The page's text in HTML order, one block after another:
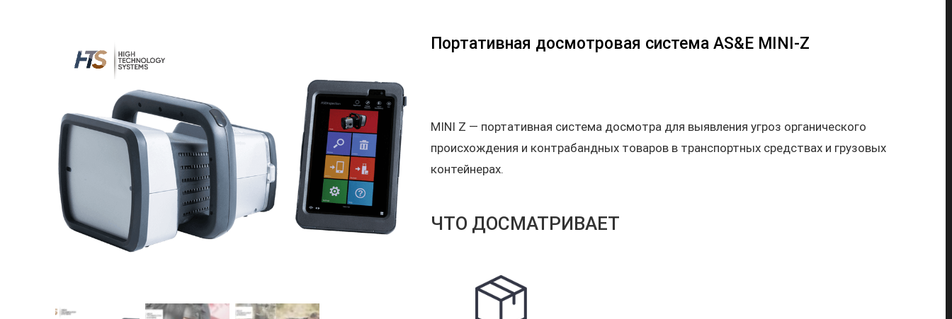
Портативная досмотровая система AS&E MINI-Z
MINI Z — портативная система досмотра для выявления угроз органического
происхождения и контрабандных товаров в транспортных средствах и грузовых
контейнерах.
ЧТО ДОСМАТРИВАЕТ